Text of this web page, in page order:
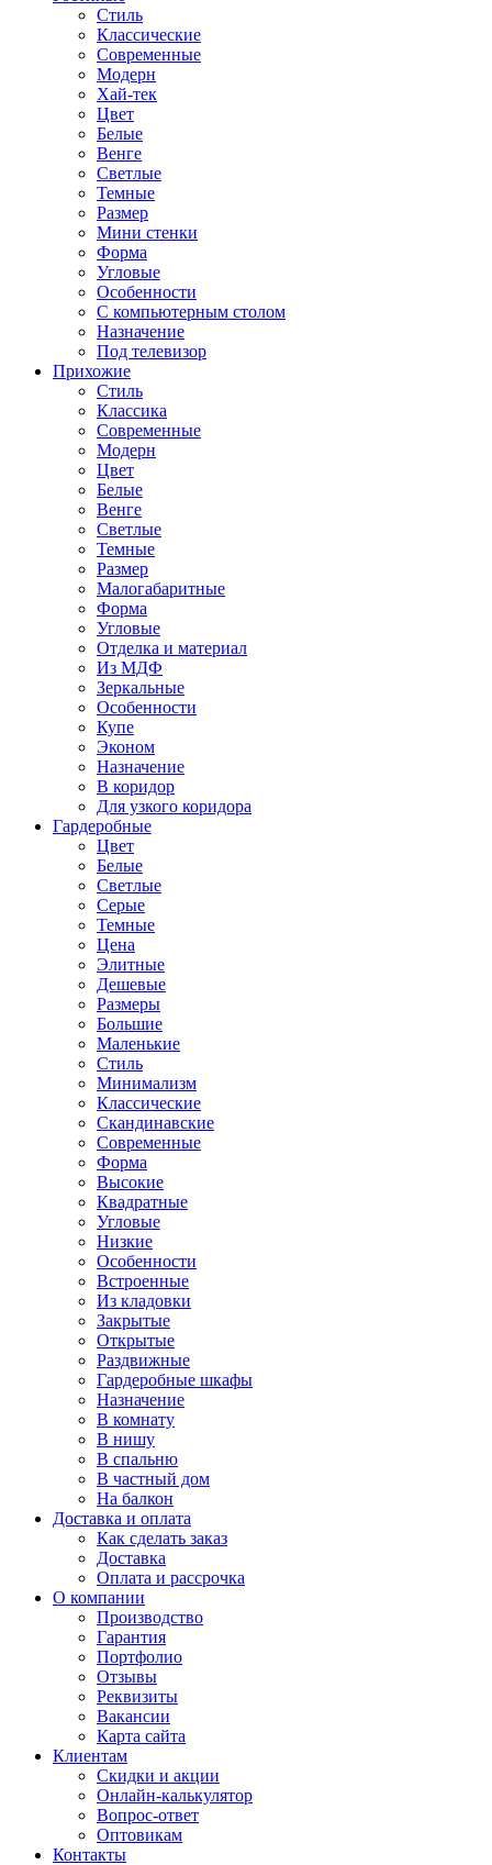
Стиль
Классические
Современные
Модерн
Хай-тек
Цвет
Белые
Венге
Светлые
Темные
Размер
Мини стенки
Форма
Угловые
Особенности
С компьютерным столом
Назначение
Под телевизор
Прихожие
Стиль
Классика
Современные
Модерн
Цвет
Белые
Венге
Светлые
Темные
Размер
Малогабаритные
Форма
Угловые
Отделка и материал
Из МДФ
Зеркальные
Особенности
Купе
Эконом
Назначение
В коридор
Для узкого коридора
Гардеробные
Цвет
Белые
Светлые
Серые
Темные
Цена
Элитные
Дешевые
Размеры
Большие
Маленькие
Стиль
Минимализм
Классические
Скандинавские
Современные
Форма
Высокие
Квадратные
Угловые
Низкие
Особенности
Встроенные
Из кладовки
Закрытые
Открытые
Раздвижные
Гардеробные шкафы
Назначение
В комнату
В нишу
В спальню
В частный дом
На балкон
Доставка и оплата
Как сделать заказ
Доставка
Оплата и рассрочка
О компании
Производство
Гарантия
Портфолио
Отзывы
Реквизиты
Вакансии
Карта сайта
Клиентам
Скидки и акции
Онлайн-калькулятор
Вопрос-ответ
Оптовикам
Контакты